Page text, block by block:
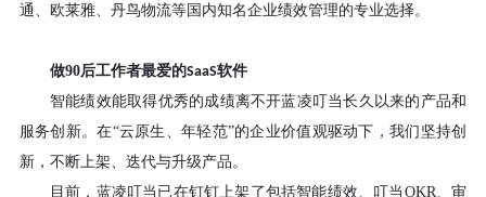
通、欧莱雅、丹鸟物流等国内知名企业绩效管理的专业选择。
做90后工作者最爱的SaaS软件
智能绩效能取得优秀的成绩离不开蓝凌叮当长久以来的产品和
服务创新。在“云原生、年轻范”的企业价值观驱动下，我们坚持创
新，不断上架、迭代与升级产品。
目前，蓝凌叮当已在钉钉上架了包括智能绩效、叮当 OKR 、审